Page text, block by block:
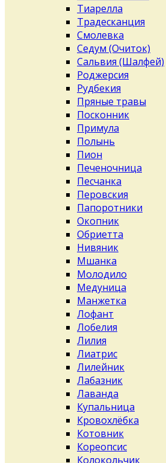
Тиарелла
Традесканция
Смолевка
Седум (Очиток)
Сальвия (Шалфей)
Роджерсия
Рудбекия
Пряные травы
Посконник
Примула
Полынь
Пион
Печеночница
Песчанка
Перовския
Папоротники
Окопник
Обриетта
Нивяник
Мшанка
Молодило
Медуница
Манжетка
Лофант
Лобелия
Лилия
Лиатрис
Лилейник
Лабазник
Лаванда
Купальница
Кровохлёбка
Котовник
Кореопсис
Колокольчик